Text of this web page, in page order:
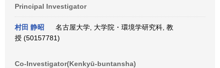
Principal Investigator
村田 静昭
名古屋大学, 大学院・環境学研究科, 教
授 (50157781)
Co-Investigator(Kenkyū-buntansha)